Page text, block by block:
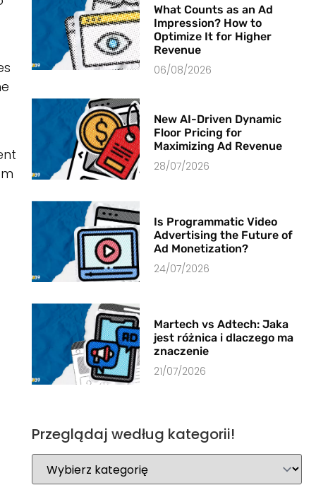
What Counts as an Ad
Impression? How to
Optimize It for Higher
Revenue
06/08/2026
New AI-Driven Dynamic
Floor Pricing for
Maximizing Ad Revenue
28/07/2026
Is Programmatic Video
Advertising the Future of
Ad Monetization?
24/07/2026
Martech vs Adtech: Jaka
jest różnica i dlaczego ma
znaczenie
21/07/2026
Przeglądaj według kategorii!